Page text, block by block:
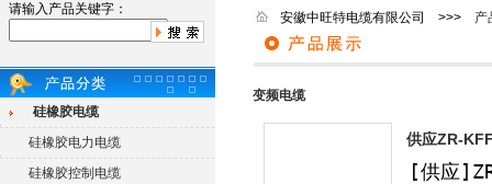
请输入产品关键字：
硅橡胶电缆
硅橡胶电力电缆
硅橡胶控制电缆
安徽中旺特电缆有限公司 >>> 产
变频电缆
供应ZR-